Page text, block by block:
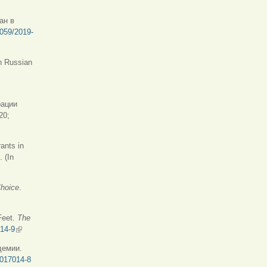
в
2019-
Russian
in
(In
.
The
9(внешняя ссылка)
8